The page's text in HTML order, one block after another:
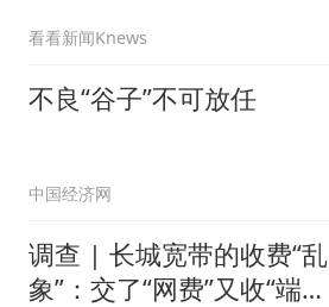
看看新闻Knews
不良“谷子”不可放任
中国经济网
调查 | 长城宽带的收费“乱
象”：交了“网费”又收“端口